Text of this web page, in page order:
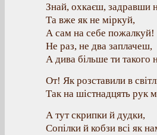
Знай, охкаєш, задравши
Та вже як не міркуй,
А сам на себе пожалкуй!
Не раз, не два заплачеш,
А дива більше ти такого
От! Як розставили в
Так на шістнадцять рук
А тут скрипки й дудки,
Сопілки й кобзи всі як